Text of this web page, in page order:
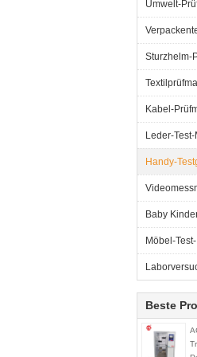
Umwelt-
Sturzhelm-
Kabel-
Leder-
Handy-
Baby
Möbel-
Beste